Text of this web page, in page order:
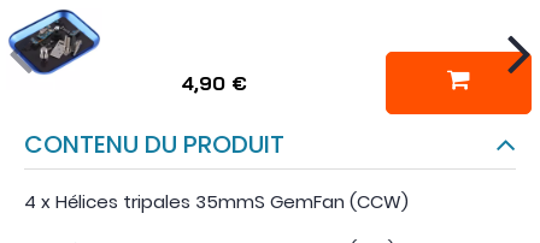
4,90 €
CONTENU DU PRODUIT
4 x Hélices tripales 35mmS GemFan (CCW)